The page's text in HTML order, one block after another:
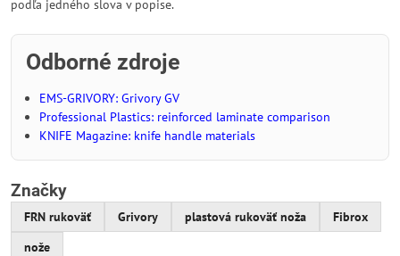
podľa jedného slova v popise.
Odborné zdroje
EMS-GRIVORY: Grivory GV
Professional Plastics: reinforced laminate comparison
KNIFE Magazine: knife handle materials
Značky
FRN rukoväť Grivory plastová rukoväť noža
Fibrox
nože